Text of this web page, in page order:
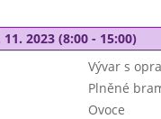
2023 (8:00 - 15:00)
Vývar s
Plněné
Ovoce